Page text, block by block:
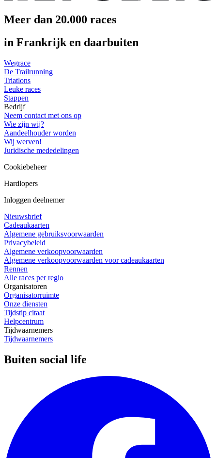
Meer dan 20.000 races
in Frankrijk en daarbuiten
Wegrace
De Trailrunning
Triatlons
Leuke races
Stappen
Bedrijf
Neem contact met ons op
Wie zijn wij?
Aandeelhouder worden
Wij werven!
Juridische mededelingen
Cookiebeheer
Hardlopers
Inloggen deelnemer
Nieuwsbrief
Cadeaukaarten
Algemene gebruiksvoorwaarden
Privacybeleid
Algemene verkoopvoorwaarden
Algemene verkoopvoorwaarden voor cadeaukaarten
Rennen
Alle races per regio
Organisatoren
Organisatorruimte
Onze diensten
Tijdstip citaat
Helpcentrum
Tijdwaarnemers
Tijdwaarnemers
Buiten social life